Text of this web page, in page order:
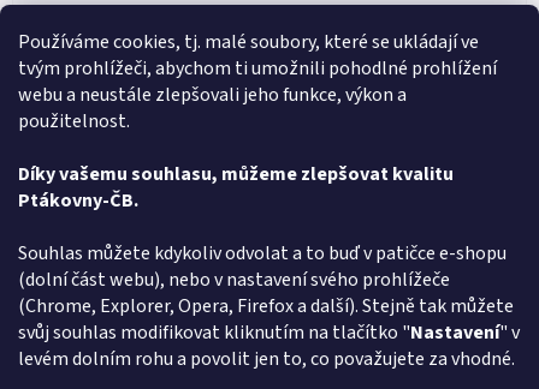
Používáme cookies, tj. malé soubory, které se ukládají ve
tvým prohlížeči, abychom ti umožnili pohodlné prohlížení
webu a neustále zlepšovali jeho funkce, výkon a
použitelnost.
Díky vašemu souhlasu, můžeme zlepšovat kvalitu
Ptákovny-ČB.
Souhlas můžete kdykoliv odvolat a to buď v patičce e-shopu
(dolní část webu), nebo v nastavení svého prohlížeče
(Chrome, Explorer, Opera, Firefox a další). Stejně tak můžete
svůj souhlas modifikovat kliknutím na tlačítko "Nastavení" v
levém dolním rohu a povolit jen to, co považujete za vhodné.
L Lída
Hodnocení obchodu je 5 z 5 hvězdiček.
31.7.2026
Způsob ověřování recenzí